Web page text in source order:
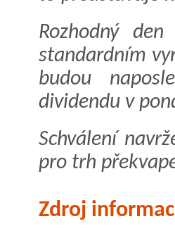
Rozhodný
standardním
budou
dividendu v
Schválení
pro trh
Zdroj